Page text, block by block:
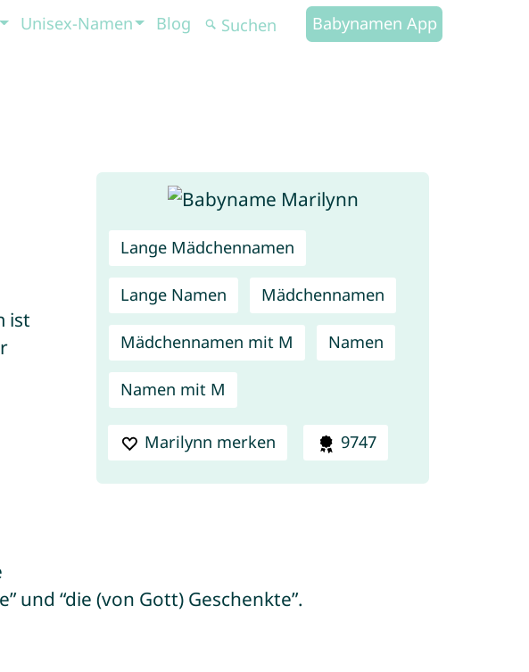
Unisex-Namen Blog Babynamen App
Lange Mädchennamen
Lange Namen Mädchennamen
Mädchennamen mit M Namen
Namen mit M
Marilynn merken 9747
ist
und “die (von Gott) Geschenkte”.